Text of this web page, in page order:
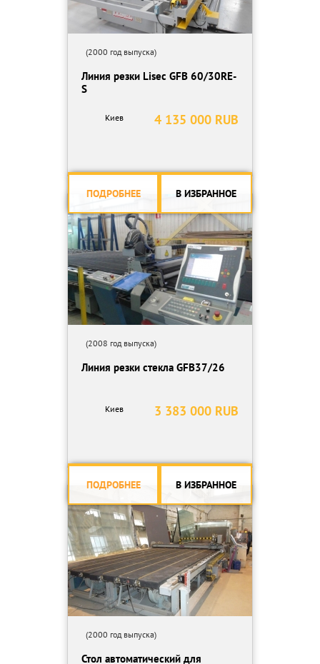
(2000 год выпуска)
Линия резки Lisec GFB 60/30RE-
S
4 135 000 RUB
Киев
ПОДРОБНЕЕ В ИЗБРАННОЕ
(2008 год выпуска)
Линия резки стекла GFB37/26
3 383 000 RUB
Киев
ПОДРОБНЕЕ В ИЗБРАННОЕ
(2000 год выпуска)
Стол автоматический для